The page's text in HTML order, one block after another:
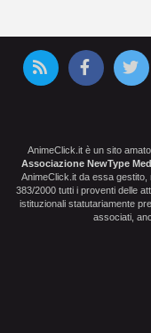
AnimeClick.it è un sito
Associazione NewType
AnimeClick.it da essa gestito,
383/2000 tutti i proventi delle
istituzionali statutariamente
associati,